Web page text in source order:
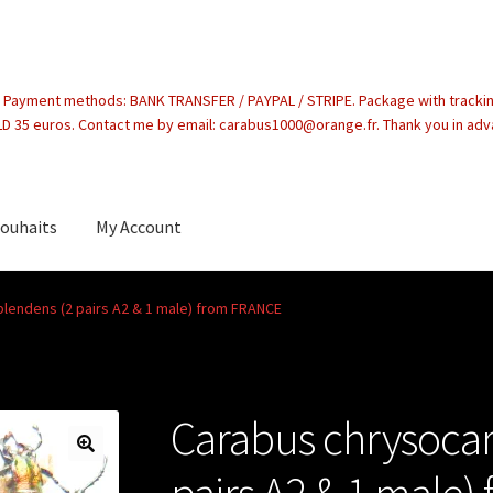
methods: BANK TRANSFER / PAYPAL / STRIPE. Package with
35 euros. Contact me by email: carabus1000@orange.fr. Thank you in
My Account
(2 pairs A2 & 1 male) from FRANCE
Carabus